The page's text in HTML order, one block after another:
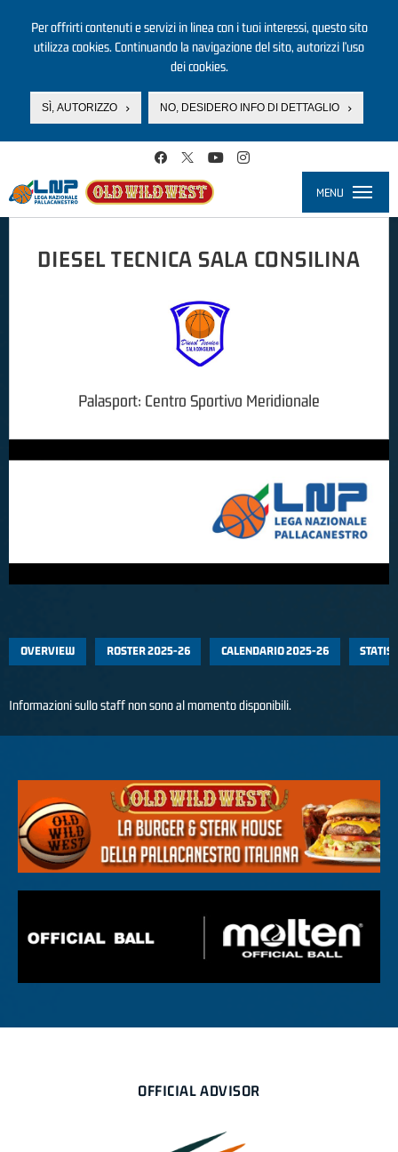
Per offrirti contenuti e servizi in linea con i tuoi interessi, questo sito
utilizza cookies. Continuando la navigazione del sito, autorizzi l’uso
dei cookies.
SÌ, AUTORIZZO NO, DESIDERO INFO DI DETTAGLIO
MENU
DIESEL TECNICA SALA CONSILINA
Palasport: Centro Sportivo Meridionale
OVERVIEW ROSTER 2025-26 CALENDARIO 2025-26
Informazioni sullo staff non sono al momento disponibili.
OFFICIAL ADVISOR